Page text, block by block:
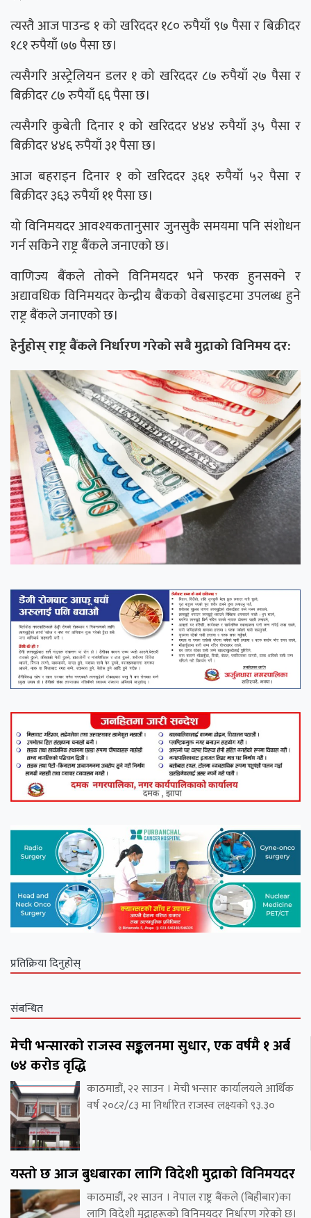
त्यस्तै आज पाउन्ड १ को खरिददर १८० रुपैयाँ ९७ पैसा र बिक्रीदर
१८१ रुपैयाँ ७७ पैसा छ।
त्यसैगरि अस्ट्रेलियन डलर १ को खरिददर ८७ रुपैयाँ २७ पैसा र
बिक्रीदर ८७ रुपैयाँ ६६ पैसा छ।
त्यसैगरि कुबेती दिनार १ को खरिददर ४४४ रुपैयाँ ३५ पैसा र
बिक्रीदर ४४६ रुपैयाँ ३१ पैसा छ।
आज बहराइन दिनार १ को खरिददर ३६१ रुपैयाँ ५२ पैसा र
बिक्रीदर ३६३ रुपैयाँ ११ पैसा छ।
यो विनिमयदर आवश्यकतानुसार जुनसुकै समयमा पनि संशोधन
गर्न सकिने राष्ट्र बैंकले जनाएको छ।
वाणिज्य बैंकले तोक्ने विनिमयदर भने फरक हुनसक्ने र
अद्यावधिक विनिमयदर केन्द्रीय बैंकको वेबसाइटमा उपलब्ध हुने
राष्ट्र बैंकले जनाएको छ।
हेर्नुहोस् राष्ट्र बैंकले निर्धारण गरेको सबै मुद्राको विनिमय दर:
प्रतिक्रिया दिनुहोस्
संबन्धित
मेची भन्सारको राजस्व सङ्कलनमा सुधार, एक वर्षमै १ अर्ब
७४ करोड वृद्धि
काठमाडौं, २२ साउन । मेची भन्सार कार्यालयले आर्थिक
वर्ष २०८२/८३ मा निर्धारित राजस्व लक्ष्यको ९३.३०
यस्तो छ आज बुधबारका लागि विदेशी मुद्राको विनिमयदर
काठमाडौं, २१ साउन । नेपाल राष्ट्र बैंकले (बिहीबार)का